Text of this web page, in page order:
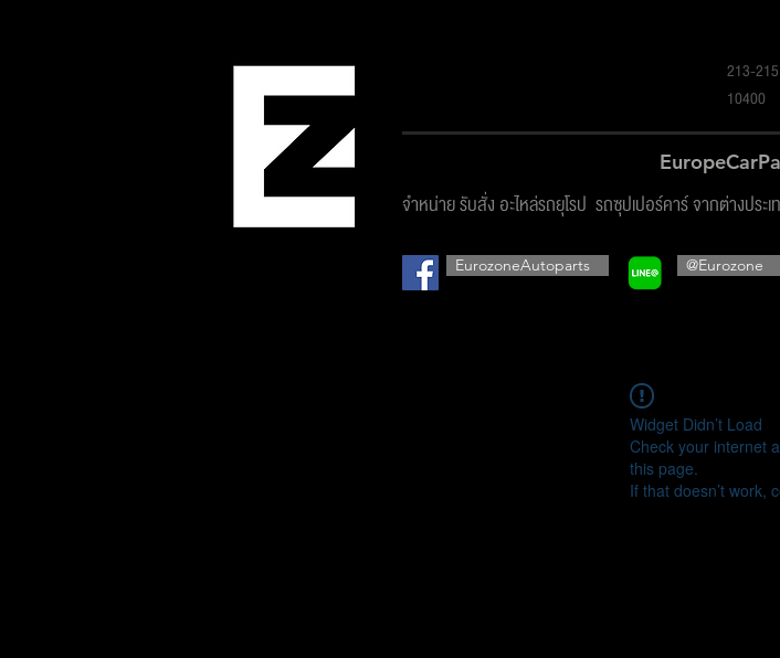
213-
10400
จำหน่าย รับสั่ง อะไหล่รถยุโรป รถซุปเปอร์คาร์ จากต่างประ
EurozoneAutoparts @Eurozone
Widget Didn’t Load
Check your internet
this page.
If that doesn’t work,